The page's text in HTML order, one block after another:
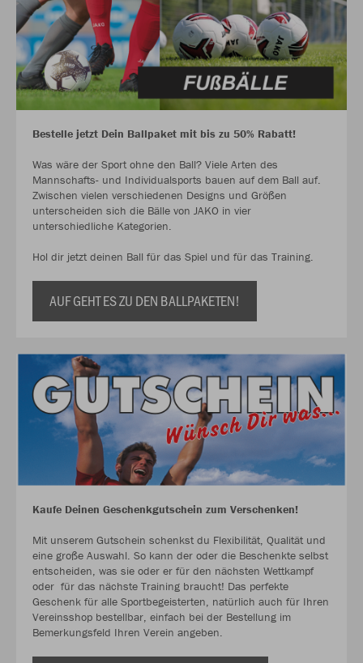
Bestelle jetzt Dein Ballpaket mit bis zu 50% Rabatt!
Was wäre der Sport ohne den Ball? Viele Arten des
Mannschafts- und Individualsports bauen auf dem Ball auf.
Zwischen vielen verschiedenen Designs und Größen
unterscheiden sich die Bälle von JAKO in vier
unterschiedliche Kategorien.
Hol dir jetzt deinen Ball für das Spiel und für das Training.
AUF GEHT ES ZU DEN BALLPAKETEN!
Kaufe Deinen Geschenkgutschein zum Verschenken!
Mit unserem Gutschein schenkst du Flexibilität, Qualität und
eine große Auswahl. So kann der oder die Beschenkte selbst
entscheiden, was sie oder er für den nächsten Wettkampf
oder für das nächste Training braucht! Das perfekte
Geschenk für alle Sportbegeisterten, natürlich auch für Ihren
Vereinsshop bestellbar, einfach bei der Bestellung im
Bemerkungsfeld Ihren Verein angeben.